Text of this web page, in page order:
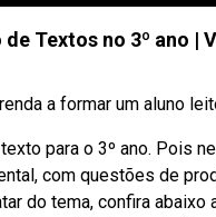
Textos no 3º ano |
a formar um aluno
para o 3º ano. Pois
com questões de
do tema, confira